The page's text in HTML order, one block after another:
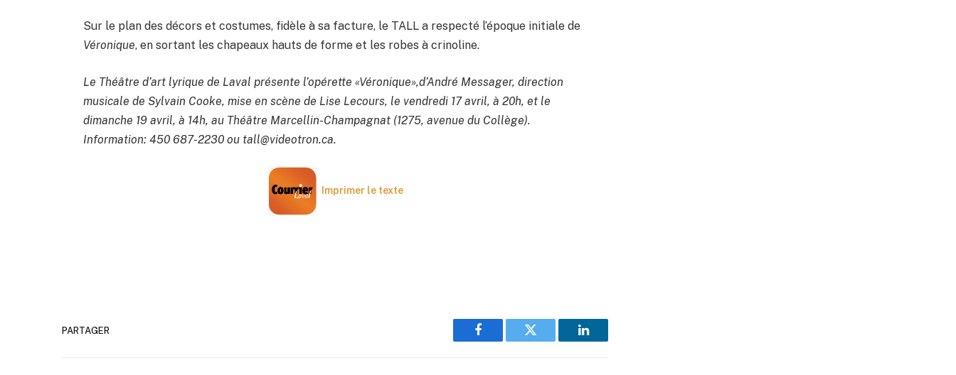
Sur le plan des décors et costumes, fidèle à sa facture, le TALL a respecté l’époque initiale de
Véronique, en sortant les chapeaux hauts de forme et les robes à crinoline.
Le Théâtre d’art lyrique de Laval présente l’opérette «Véronique»,d’André Messager, direction
musicale de Sylvain Cooke, mise en scène de Lise Lecours, le vendredi 17 avril, à 20h, et le
dimanche 19 avril, à 14h, au Théâtre Marcellin-Champagnat (1275, avenue du Collège).
Information: 450 687-2230 ou tall@videotron.ca.
Imprimer le texte
PARTAGER
Facebook Twitter LinkedIn